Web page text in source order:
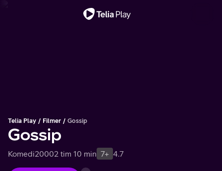
Telia Play Filmer Gossip
Gossip
Komedi20002 tim 10 min 7+ 4.7